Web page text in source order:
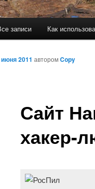
записи Как
Сайт
хакер-
2011 авторомCopy